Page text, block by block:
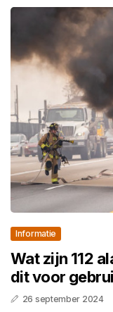
Informatie
Wat zijn 112
dit voor
26 september 2024